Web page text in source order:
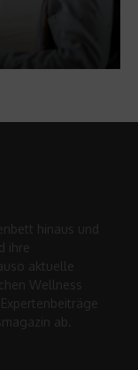
hinaus und
ihre
aktuelle
Wellness
ab.